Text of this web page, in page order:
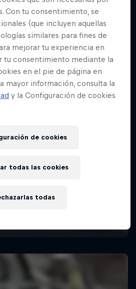
Con tu consentimiento, se
(que incluyen aquellas
similares para fines de
mejorar tu experiencia en
tu consentimiento mediante la
en el pie de página en
mayor información, consulta la
y la Configuración de cookies
de cookies
todas
todas las cookies